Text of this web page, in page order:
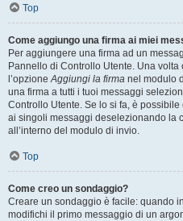
Top
Come aggiungo una firma ai miei
Per aggiungere una firma ad un
Pannello di Controllo Utente. Una
l’opzioneAggiungi la firma nel modulo
una firma a tutti i tuoi messaggi
Controllo Utente. Se lo si fa, è
ai singoli messaggi deselezionando la
all’interno del modulo di invio.
Top
Come creo un sondaggio?
Creare un sondaggio è facile: quando
modifichi il primo messaggio di un